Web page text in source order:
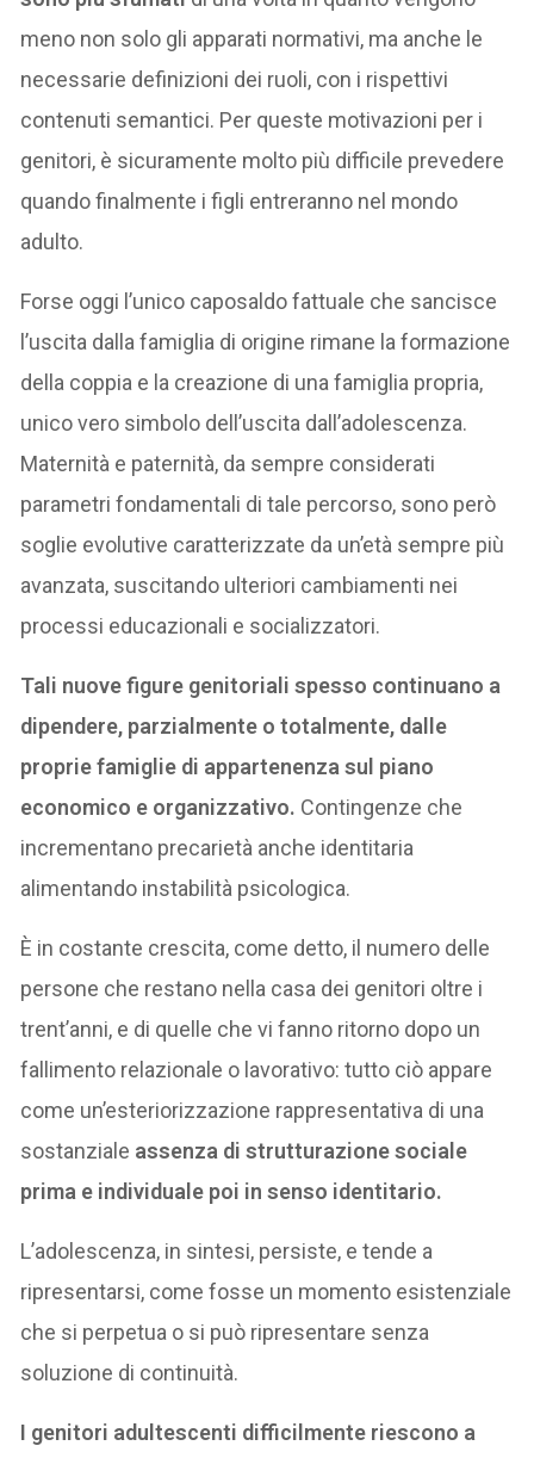
meno non solo gli apparati normativi, ma anche le
necessarie definizioni dei ruoli, con i rispettivi
contenuti semantici. Per queste motivazioni per i
genitori, è sicuramente molto più difficile prevedere
quando finalmente i figli entreranno nel mondo
adulto.
Forse oggi l’unico caposaldo fattuale che sancisce
l’uscita dalla famiglia di origine rimane la formazione
della coppia e la creazione di una famiglia propria,
unico vero simbolo dell’uscita dall’adolescenza.
Maternità e paternità, da sempre considerati
parametri fondamentali di tale percorso, sono però
soglie evolutive caratterizzate da un’età sempre più
avanzata, suscitando ulteriori cambiamenti nei
processi educazionali e socializzatori.
Tali nuove figure genitoriali spesso continuano a
dipendere, parzialmente o totalmente, dalle
proprie famiglie di appartenenza sul piano
economico e organizzativo. Contingenze che
incrementano precarietà anche identitaria
alimentando instabilità psicologica.
È in costante crescita, come detto, il numero delle
persone che restano nella casa dei genitori oltre i
trent’anni, e di quelle che vi fanno ritorno dopo un
fallimento relazionale o lavorativo: tutto ciò appare
come un’esteriorizzazione rappresentativa di una
sostanziale assenza di strutturazione sociale
prima e individuale poi in senso identitario.
L’adolescenza, in sintesi, persiste, e tende a
ripresentarsi, come fosse un momento esistenziale
che si perpetua o si può ripresentare senza
soluzione di continuità.
I genitori adultescenti difficilmente riescono a